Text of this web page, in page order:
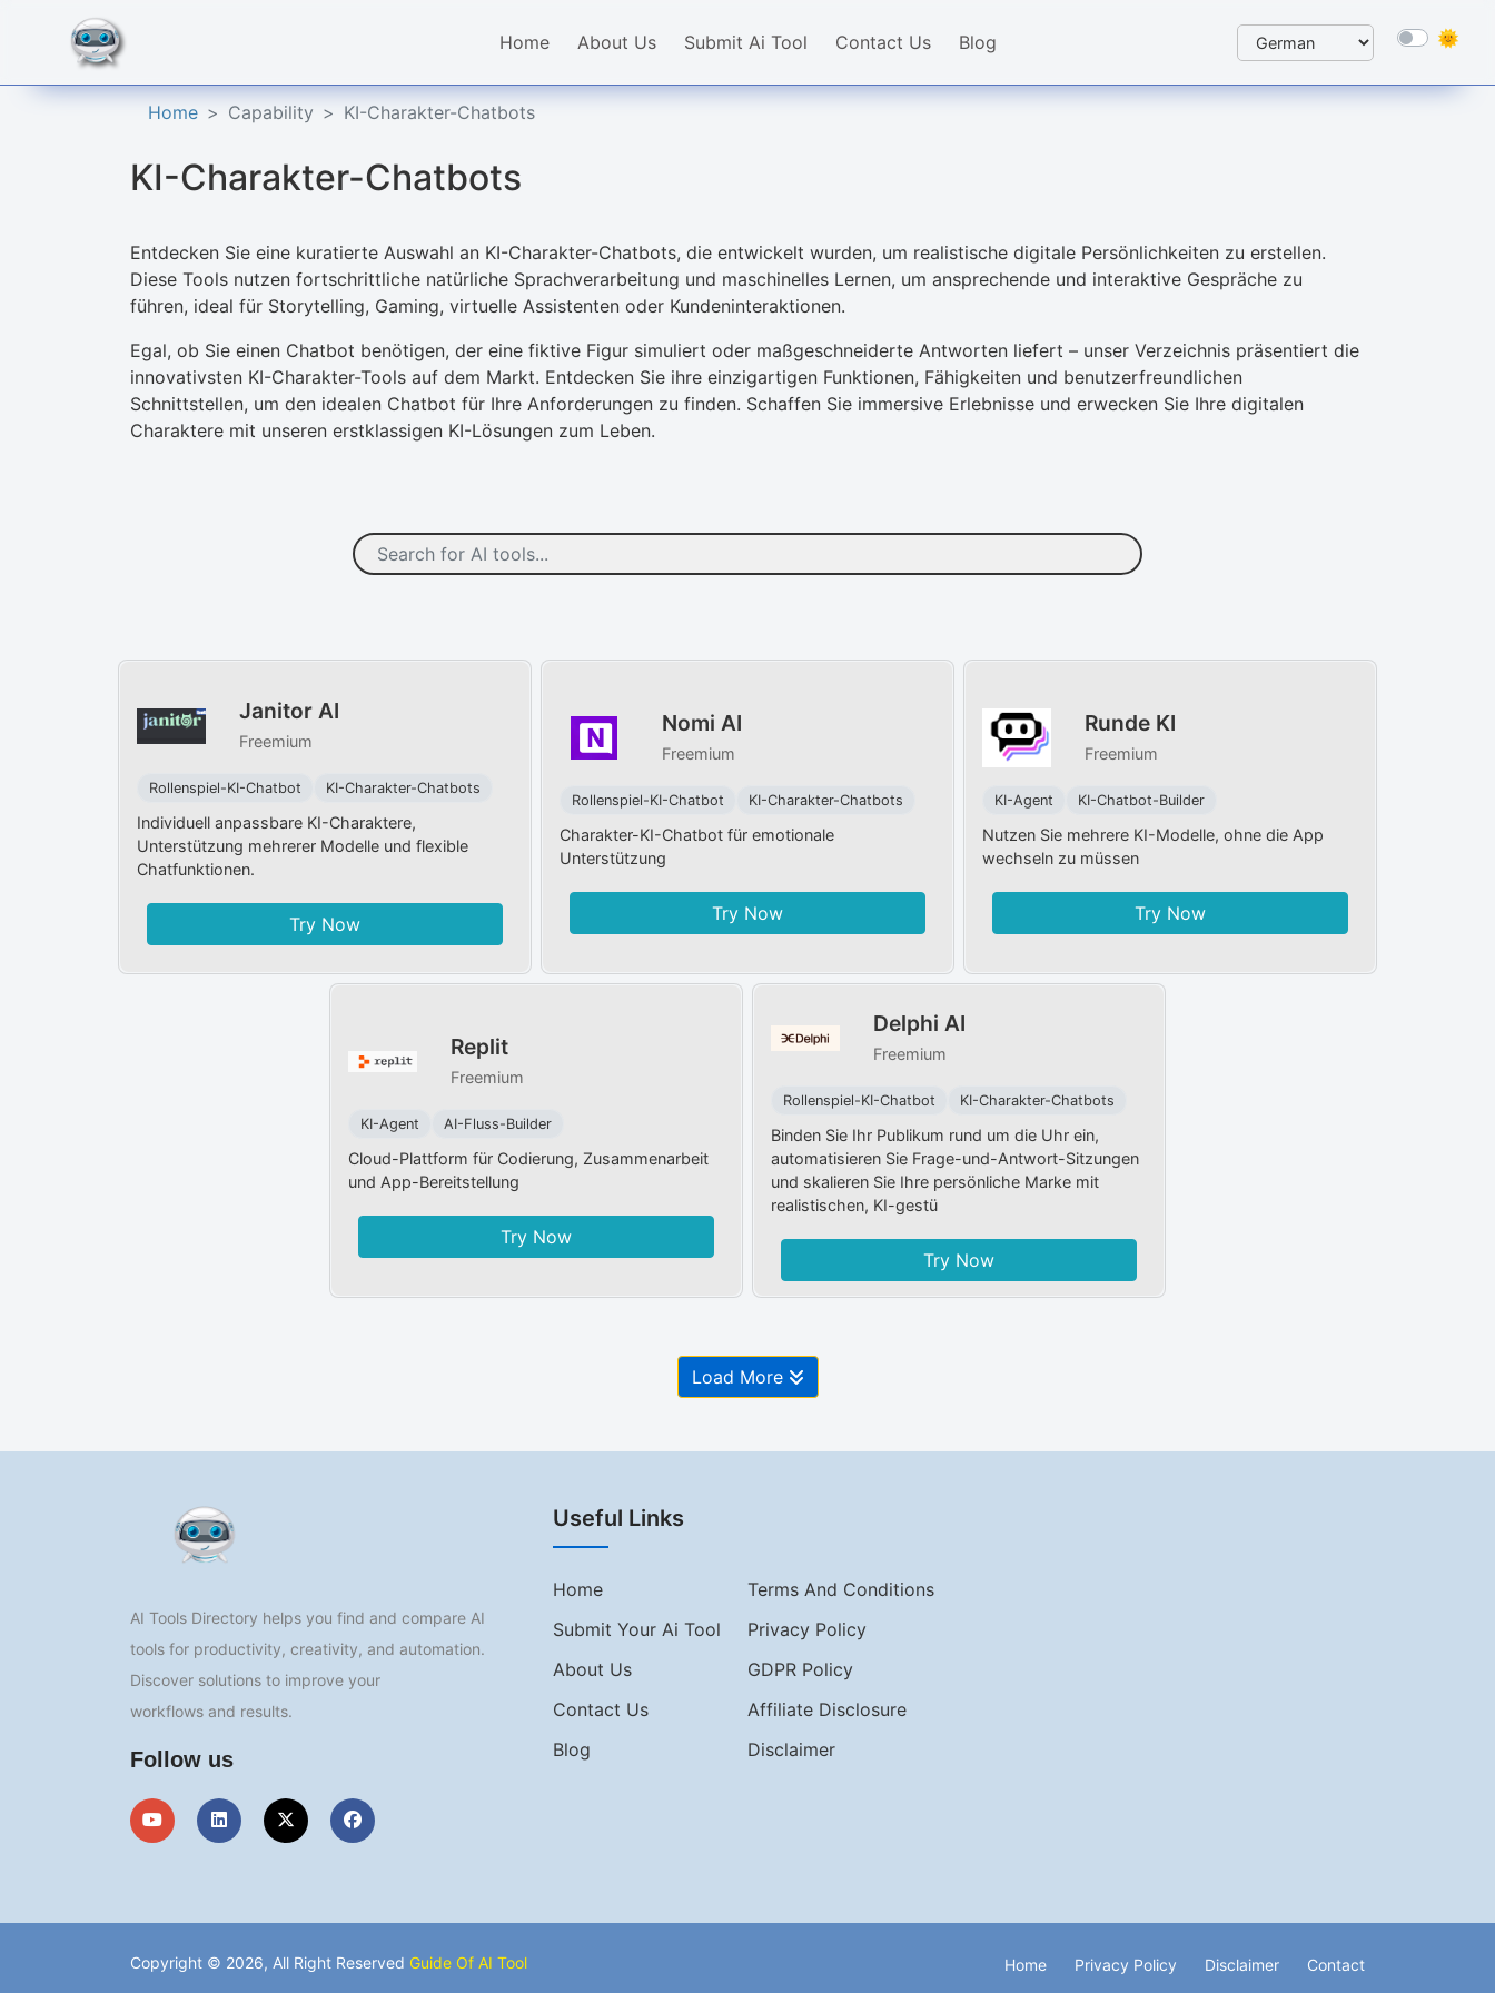
Home About Us Submit Ai Tool Contact Us Blog
Home Capability KI-Charakter-Chatbots
KI-Charakter-Chatbots
Entdecken Sie eine kuratierte Auswahl an KI-Charakter-Chatbots, die entwickelt wurden, um realistische digitale Persönlichkeiten zu erstellen.
Diese Tools nutzen fortschrittliche natürliche Sprachverarbeitung und maschinelles Lernen, um ansprechende und interaktive Gespräche zu
führen, ideal für Storytelling, Gaming, virtuelle Assistenten oder Kundeninteraktionen.
Egal, ob Sie einen Chatbot benötigen, der eine fiktive Figur simuliert oder maßgeschneiderte Antworten liefert – unser Verzeichnis präsentiert die
innovativsten KI-Charakter-Tools auf dem Markt. Entdecken Sie ihre einzigartigen Funktionen, Fähigkeiten und benutzerfreundlichen
Schnittstellen, um den idealen Chatbot für Ihre Anforderungen zu finden. Schaffen Sie immersive Erlebnisse und erwecken Sie Ihre digitalen
Charaktere mit unseren erstklassigen KI-Lösungen zum Leben.
Janitor AI
Freemium
Rollenspiel-KI-Chatbot KI-Charakter-Chatbots
Individuell anpassbare KI-Charaktere,
Unterstützung mehrerer Modelle und flexible
Chatfunktionen.
Try Now
Nomi AI
Freemium
Rollenspiel-KI-Chatbot KI-Charakter-Chatbots
Charakter-KI-Chatbot für emotionale
Unterstützung
Try Now
Runde KI
Freemium
KI-Agent KI-Chatbot-Builder
Nutzen Sie mehrere KI-Modelle, ohne die App
wechseln zu müssen
Try Now
Replit
Freemium
KI-Agent AI-Fluss-Builder
Cloud-Plattform für Codierung, Zusammenarbeit
und App-Bereitstellung
Try Now
Delphi AI
Freemium
Rollenspiel-KI-Chatbot KI-Charakter-Chatbots
Binden Sie Ihr Publikum rund um die Uhr ein,
automatisieren Sie Frage-und-Antwort-Sitzungen
und skalieren Sie Ihre persönliche Marke mit
realistischen, KI-gestü
Try Now
Load More
AI Tools Directory helps you find and compare AI
tools for productivity, creativity, and automation.
Discover solutions to improve your
workflows and results.
Follow us
Useful Links
Home
Terms And Conditions
Submit Your Ai Tool
Privacy Policy
About Us
GDPR Policy
Contact Us
Affiliate Disclosure
Blog
Disclaimer
Copyright © 2026, All Right Reserved Guide Of AI Tool Home Privacy Policy Disclaimer Contact